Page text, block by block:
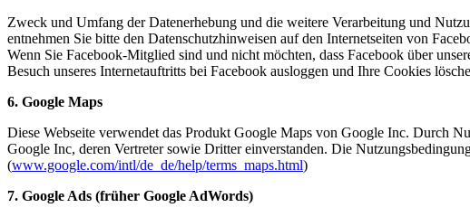
Zweck und Umfang der Datenerhebung und die weitere Verarbeitung und
entnehmen Sie bitte den Datenschutzhinweisen auf den Internetseiten von
Wenn Sie Facebook-Mitglied sind und nicht möchten, dass Facebook über
Besuch unseres Internetauftritts bei Facebook ausloggen und Ihre Cookies
6. Google Maps
Diese Webseite verwendet das Produkt Google Maps von Google Inc. Durch
Google Inc, deren Vertreter sowie Dritter einverstanden. Die
(www.google.com/intl/de_de/help/terms_maps.html)
7. Google Ads (früher Google AdWords)